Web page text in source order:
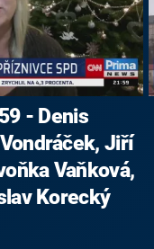
- Denis
Jiří
Vaňková,
Korecký